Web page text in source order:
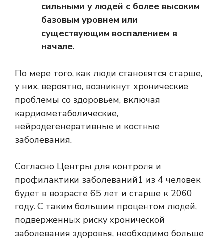
сильными у людей с более высоким
базовым уровнем или
существующим воспалением в
начале.
По мере того, как люди становятся старше,
у них, вероятно, возникнут хронические
проблемы со здоровьем, включая
кардиометаболические,
нейродегенеративные и костные
заболевания.
Согласно Центры для контроля и
профилактики заболеваний1 из 4 человек
будет в возрасте 65 лет и старше к 2060
году. С таким большим процентом людей,
подверженных риску хронической
заболевания здоровья, необходимо больше